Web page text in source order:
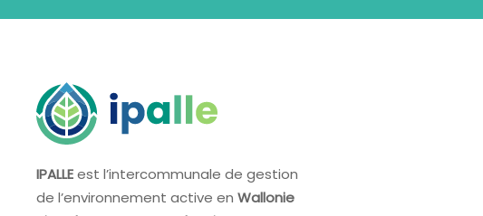
IPALLEest l’intercommunale de gestion
de l’environnement active en Wallonie